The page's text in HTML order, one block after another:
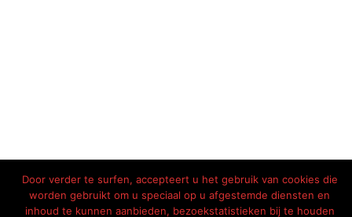
Door verder te surfen, accepteert u het gebruik van cookies die
worden gebruikt om u speciaal op u afgestemde diensten en
inhoud te kunnen aanbieden, bezoekstatistieken bij te houden